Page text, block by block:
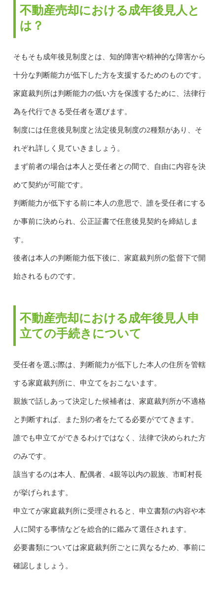
不動産売却における成年後見人と
は？
そもそも成年後見制度とは、知的障害や精神的な障害から
十分な判断能力が低下した方を支援するためのものです。
家庭裁判所は判断能力の低い方を保護するために、法律行
為を代行できる受任者を選びます。
制度には任意後見制度と法定後見制度の2種類があり、そ
れぞれ詳しく見ていきましょう。
まず前者の場合は本人と受任者との間で、自由に内容を決
めて契約が可能です。
判断能力が低下する前に本人の意思で、誰を受任者にする
か事前に決められ、公正証書で任意後見契約を締結しま
す。
後者は本人の判断能力低下後に、家庭裁判所の監督下で開
始されるものです。
不動産売却における成年後見人申
立ての手続きについて
受任者を選ぶ際は、判断能力が低下した本人の住所を管轄
する家庭裁判所に、申立てをおこないます。
親族で話しあって決定した候補者は、家庭裁判所が不適格
と判断すれば、また別の者をたてる必要がでてきます。
誰でも申立てができるわけではなく、法律で決められた方
のみです。
該当するのは本人、配偶者、4親等以内の親族、市町村長
が挙げられます。
申立てが家庭裁判所に受理されると、申立書類の内容や本
人に関する事情などを総合的に鑑みて選任されます。
必要書類については家庭裁判所ごとに異なるため、事前に
確認しましょう。